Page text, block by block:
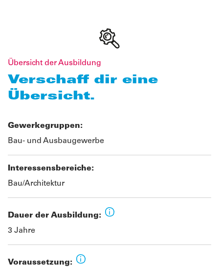
Übersicht der Ausbildung
Verschaff dir eine
Übersicht.
Gewerkegruppen:
Bau- und Ausbaugewerbe
Interessensbereiche:
Bau/Architektur
Dauer der Ausbildung:
3 Jahre
Voraussetzung: